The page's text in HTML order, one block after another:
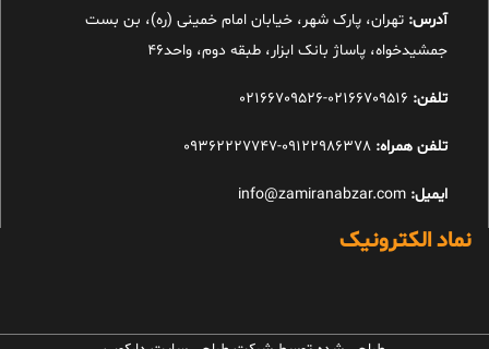
آدرس: تهران، پارک شهر، خیابان امام خمینی (ره)، بن بست
جمشیدخواه، پاساژ بانک ابزار، طبقه دوم، واحد46
تلفن:
تلفن همراه: 09122986378-09362227747
ایمیل:
نماد الکترونیک